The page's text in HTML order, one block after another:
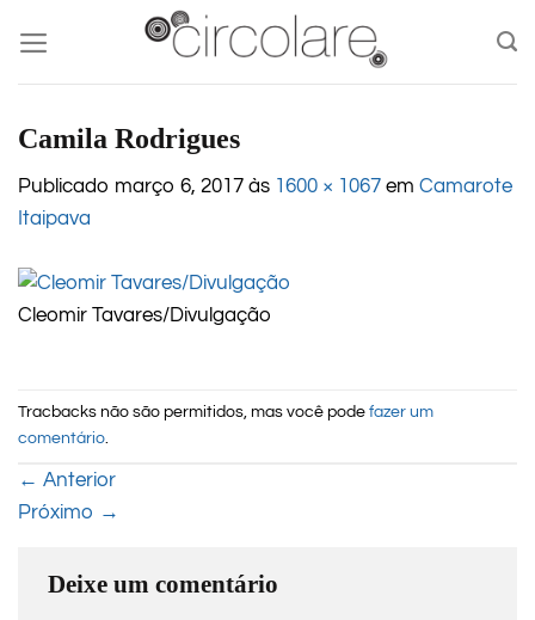
content
Camila Rodrigues
Publicado março 6, 2017 às 1600 × 1067 em Camarote
Itaipava
Cleomir Tavares/Divulgação
Tracbacks não são permitidos, mas você pode fazer um
comentário.
← Anterior
Próximo →
Deixe um comentário